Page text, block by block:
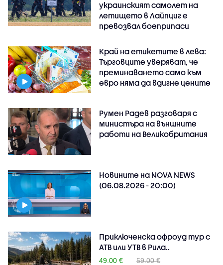
украинският самолет на
летището в Лайпциг е
превозвал боеприпаси
Край на етикетите в лева:
Търговците уверяват, че
преминаването само към
евро няма да вдигне цените
Румен Радев разговаря с
министъра на външните
работи на Великобритания
Новините на NOVA NEWS
(06.08.2026 - 20:00)
Приключенска офроуд тур с
АТВ или УТВ в Рила..
49.00 €
59.00 €